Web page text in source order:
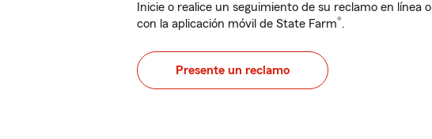
Inicie o realice un seguimiento de su reclamo en línea o
con la aplicación móvil de State Farm®.
Presente un reclamo